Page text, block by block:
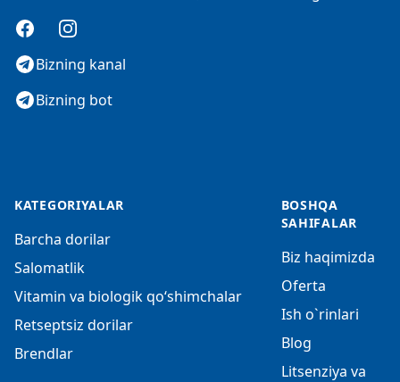
FacebookInstagram
Bizning kanal
Bizning bot
KATEGORIYALAR
Barcha dorilar
Salomatlik
Vitamin va biologik qo‘shimchalar
Retseptsiz dorilar
Brendlar
BOSHQA
SAHIFALAR
Biz haqimizda
Oferta
Ish o`rinlari
Blog
Litsenziya va